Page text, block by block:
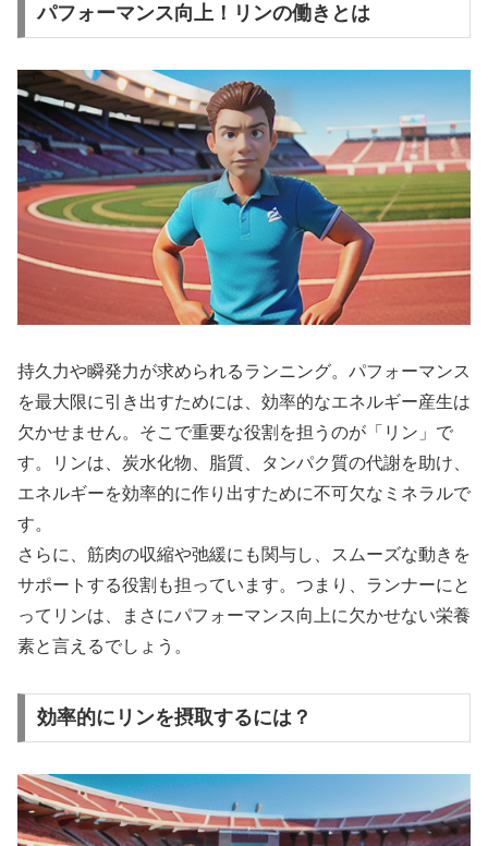
パフォーマンス向上！リンの働きとは
持久力や瞬発力が求められるランニング。パフォーマンス
を最大限に引き出すためには、効率的なエネルギー産生は
欠かせません。そこで重要な役割を担うのが「リン」で
す。
リンは、炭水化物、脂質、タンパク質の代謝を助け、
エネルギーを効率的に作り出すために不可欠なミネラルで
す。
さらに、筋肉の収縮や弛緩にも関与し、スムーズな動きを
サポートする役割も担っています。 つまり、ランナーにと
ってリンは、まさにパフォーマンス向上に欠かせない栄養
素と言えるでしょう。
効率的にリンを摂取するには？